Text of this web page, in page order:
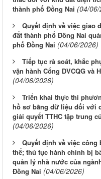
thành phố Đồng Nai (04/
Quyết định về việc giao
đất thành phố Đồng Nai
phố Đồng Nai (04/06/2026)
Tiếp tục rà soát, khắc
vận hành Cổng DVCQG và
(04/06/2026)
Triển khai thực thi
hồ sơ bằng dữ liệu đối với
giải quyết TTHC tập trung
(04/06/2026)
Quyết định về việc
thế; thủ tục hành chính bị
quản lý nhà nước của
Đồng Nai (04/06/2026)